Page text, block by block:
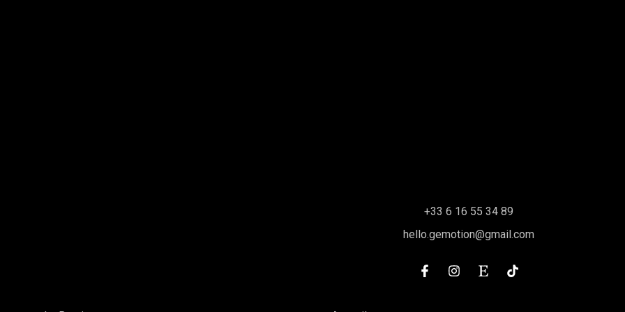
+33 6 16 55 34 89
hello.gemotion@gmail.com